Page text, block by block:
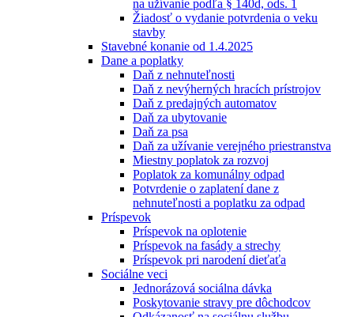
na užívanie podľa § 140d, ods. 1
Žiadosť o vydanie potvrdenia o veku
stavby
Stavebné konanie od 1.4.2025
Dane a poplatky
Daň z nehnuteľnosti
Daň z nevýherných hracích prístrojov
Daň z predajných automatov
Daň za ubytovanie
Daň za psa
Daň za užívanie verejného priestranstva
Miestny poplatok za rozvoj
Poplatok za komunálny odpad
Potvrdenie o zaplatení dane z
nehnuteľnosti a poplatku za odpad
Príspevok
Príspevok na oplotenie
Príspevok na fasády a strechy
Príspevok pri narodení dieťaťa
Sociálne veci
Jednorázová sociálna dávka
Poskytovanie stravy pre dôchodcov